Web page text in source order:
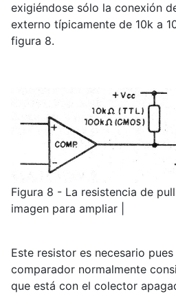
exigiéndose sólo la conexión
externo típicamente de 10k a
figura 8.
Figura 8 - La resistencia de
imagen para ampliar |
Este resistor es necesario
comparador normalmente
que está con el colector